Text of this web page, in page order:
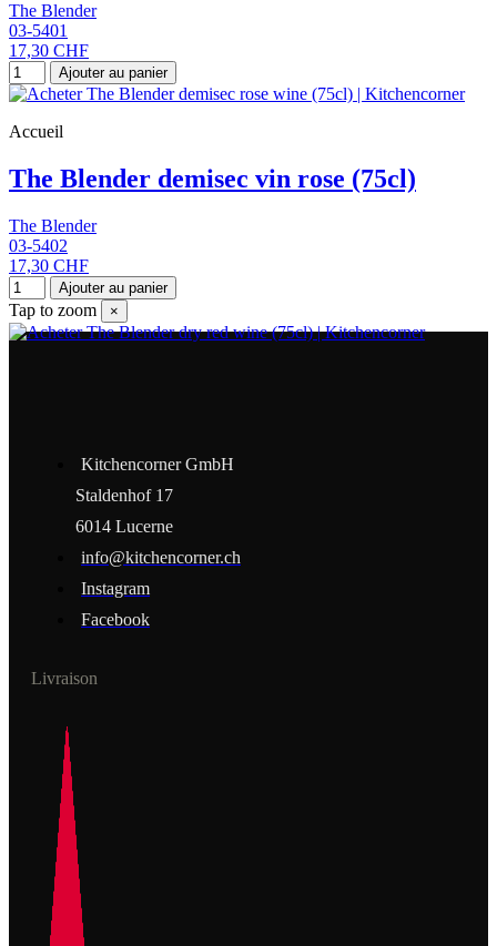
The Blender
03-5401
17,30 CHF
Ajouter au panier
Accueil
The Blender demisec vin rose (75cl)
The Blender
03-5402
17,30 CHF
Ajouter au panier
Tap to zoom ×
Kitchencorner GmbH
Staldenhof 17
6014 Lucerne
info@kitchencorner.ch
Instagram
Facebook
Livraison